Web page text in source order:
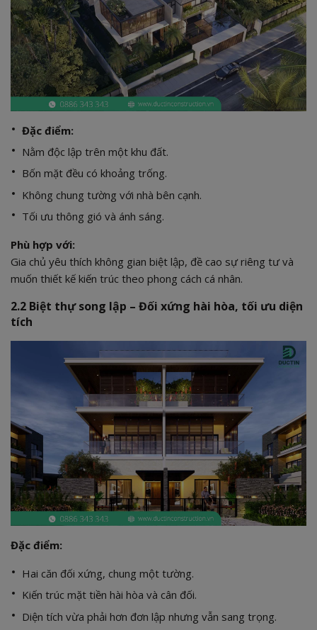
Đặc điểm:
Nằm độc lập trên một khu đất.
Bốn mặt đều có khoảng trống.
Không chung tường với nhà bên cạnh.
Tối ưu thông gió và ánh sáng.
Phù hợp với:
Gia chủ yêu thích không gian biệt lập, đề cao sự riêng tư và
muốn thiết kế kiến trúc theo phong cách cá nhân.
2.2 Biệt thự song lập – Đối xứng hài hòa, tối ưu diện
tích
Đặc điểm:
Hai căn đối xứng, chung một tường.
Kiến trúc mặt tiền hài hòa và cân đối.
Diện tích vừa phải hơn đơn lập nhưng vẫn sang trọng.